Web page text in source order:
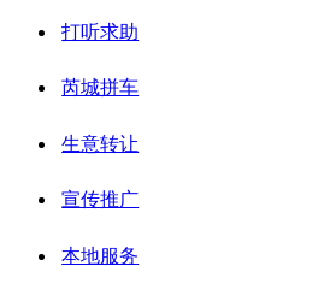
打听求助
芮城拼车
生意转让
宣传推广
本地服务